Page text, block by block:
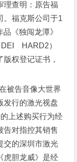
查明：原告福
。福克斯公司于1
《独闯龙潭》
DEI HARD2）
权登记证书，
告音像大世界
发行的激光视盘
上述购买行为经
告对指控其销售
交的深圳市激光
虎胆龙威》是经